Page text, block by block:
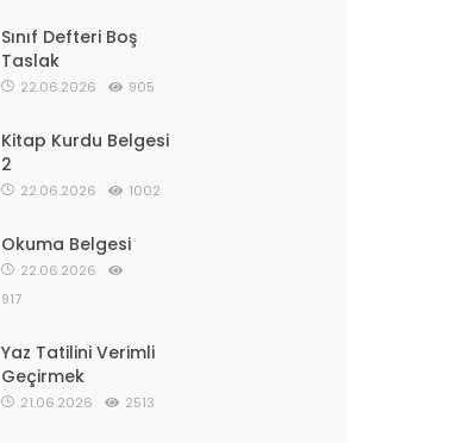
Sınıf Defteri Boş
Taslak
22.06.2026 905
Kitap Kurdu Belgesi
2
22.06.2026 1002
Okuma Belgesi
22.06.2026
917
Yaz Tatilini Verimli
Geçirmek
21.06.2026 2513